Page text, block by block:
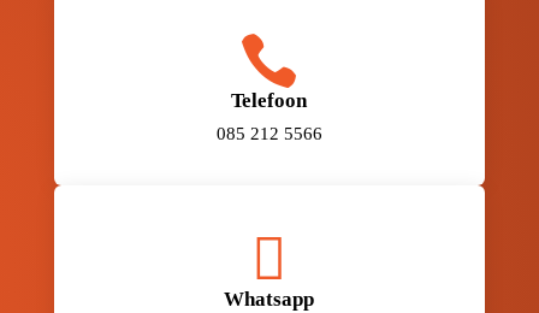

Telefoon
085 212 5566

Whatsapp